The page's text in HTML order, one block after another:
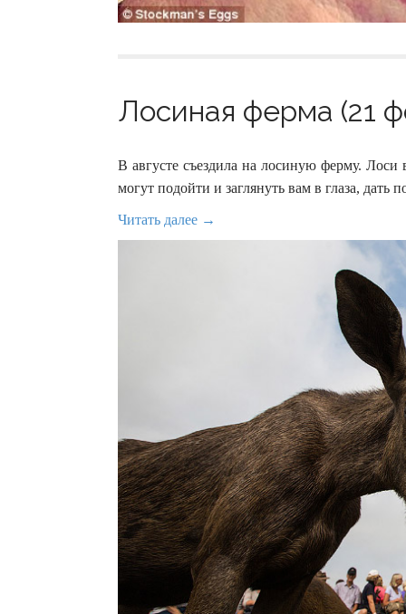
Лосиная ферма (21
В августе съездила на лосиную ферму.
могут подойти и заглянуть вам в глаза, дать
Читать далее →